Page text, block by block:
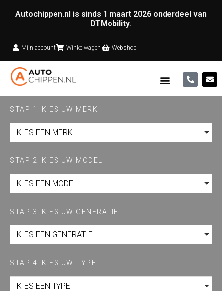
Autochippen.nl is sinds 1 maart 2026 onderdeel van
DTMobility.
Mijn account Winkelwagen Webshop
STAP 1: KIES UW MERK
KIES EEN MERK
STAP 2: KIES UW MODEL
KIES EEN MODEL
STAP 3: KIES UW GENERATIE
KIES EEN GENERATIE
STAP 4: KIES UW TYPE
KIES EEN TYPE